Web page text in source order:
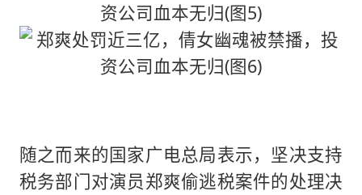
随之而来的国家广电总局表示，坚决支持
税务部门对演员郑爽偷逃税案件的处理决